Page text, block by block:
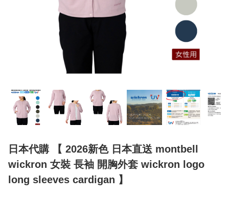
日本代購 【 2026新色 日本直送 montbell
wickron 女裝 長袖 開胸外套 wickron logo
long sleeves cardigan 】